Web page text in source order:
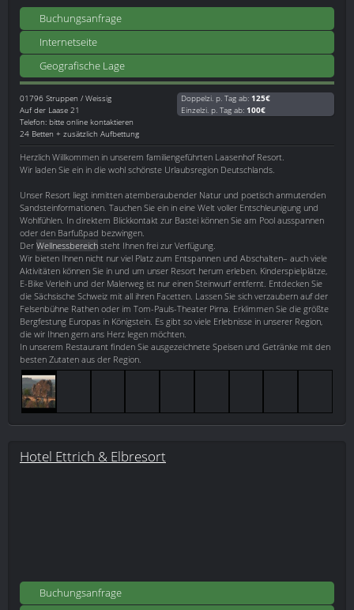
Buchungsanfrage
Internetseite
Geografische Lage
01796 Struppen / Weissig
Auf der Laase 21
Telefon: bitte online kontaktieren
24 Betten + zusätzlich Aufbettung
Doppelzi. p. Tag ab: 125€
Einzelzi. p. Tag ab: 100€
Herzlich Willkommen in unserem familiengeführten Laasenhof Resort.
Wir laden Sie ein in die wohl schönste Urlaubsregion Deutschlands.
Unser Resort liegt inmitten atemberaubender Natur und poetisch anmutenden
Sandsteinformationen. Tauchen Sie ein in eine Welt voller Entschleunigung und
Wohlfühlen. In direktem Blickkontakt zur Bastei können Sie am Pool ausspannen
oder den Barfußpad bezwingen.
Der Wellnessbereich steht Ihnen frei zur Verfügung.
Wir bieten Ihnen nicht nur viel Platz zum Entspannen und Abschalten– auch viele
Aktivitäten können Sie in und um unser Resort herum erleben. Kinderspielplätze,
E-Bike Verleih und der Malerweg ist nur einen Steinwurf entfernt. Entdecken Sie
die Sächsische Schweiz mit all ihren Facetten. Lassen Sie sich verzaubern auf der
Felsenbühne Rathen oder im Tom-Pauls-Theater Pirna. Erklimmen Sie die größte
Bergfestung Europas in Königstein. Es gibt so viele Erlebnisse in unserer Region,
die wir Ihnen gern ans Herz legen möchten.
In unserem Restaurant finden Sie ausgezeichnete Speisen und Getränke mit den
besten Zutaten aus der Region.
Hotel Ettrich & Elbresort
Buchungsanfrage